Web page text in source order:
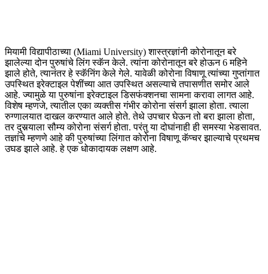
मियामी विद्यापीठाच्या (Miami University) शास्त्रज्ञांनी कोरोनातून बरे
झालेल्या दोन पुरुषांचे लिंग स्कॅन केले. त्यांना कोरोनातून बरे होऊन 6 महिने
झाले होते, त्यानंतर हे स्कॅनिंग केले गेले. यावेळी कोरोना विषाणू त्यांच्या गुप्तांगात
उपस्थित इरेक्टाइल पेशींच्या आत उपस्थित असल्याचे तपासणीत समोर आले
आहे. ज्यामुळे या पुरुषांना इरेक्टाइल डिसफंक्शनचा सामना करावा लागत आहे.
विशेष म्हणजे, त्यातील एका व्यक्तीस गंभीर कोरोना संसर्ग झाला होता. त्याला
रुग्णालयात दाखल करण्यात आले होते. तेथे उपचार घेऊन तो बरा झाला होता,
तर दुसर्‍याला सौम्य कोरोना संसर्ग होता. परंतु या दोघांनाही ही समस्या भेडसावत.
तज्ञांचे म्हणणे आहे की पुरुषांच्या लिंगात कोरोना विषाणू कॅप्चर झाल्याचे प्रथमच
उघड झाले आहे. हे एक धोकादायक लक्षण आहे.